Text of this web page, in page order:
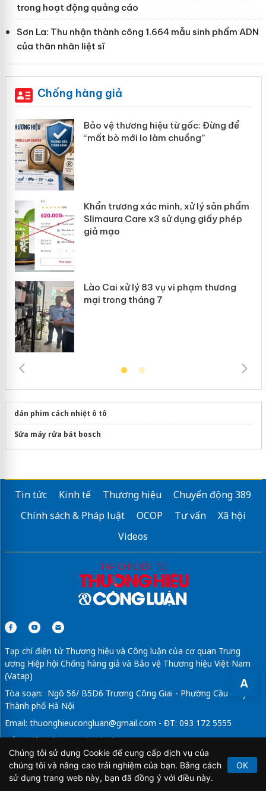
A
trong hoạt động quảng cáo
Sơn La: Thu nhận thành công 1.664 mẫu sinh phẩm ADN
của thân nhân liệt sĩ
Chống hàng giả
Bảo vệ thương hiệu từ gốc: Đừng để
“mất bò mới lo làm chuồng”
Khẩn trương xác minh, xử lý sản phẩm
Slimaura Care x3 sử dụng giấy phép
giả mạo
Lào Cai xử lý 83 vụ vi phạm thương
mại trong tháng 7
dán phim cách nhiệt ô tô
Sửa máy rửa bát bosch
Tin tức Kinh tế Thương hiệu
Chuyển động 389
Chính sách & Pháp luật
OCOP Tư vấn
Xã hội
Videos
Tạp chí điện tử Thương hiệu và Công luận của cơ quan Trung
ương Hiệp hội Chống hàng giả và Bảo vệ Thương hiệu Việt Nam
(Vatap)
Tòa soạn: Ngõ 56/ B5D6 Trương Công Giai - Phường Cầu Giấy -
Thành phố Hà Nội
Email: thuonghieucongluan@gmail.com - ĐT: 093 172 5555
Tổng Biên Tập: Vũ Đức Thuận
Giấy phép hoạt động báo chí điện tử số 64/GP-BTTTT do Bộ
Thông tin và Truyền thông cấp ngày 21/2/2020.
Chúng tôi sử dụng Cookie để cung cấp dịch vụ của
chúng tôi và nâng cao trải nghiệm của bạn. Bằng cách
sử dụng trang web này, bạn đã đồng ý với điều này.
OK